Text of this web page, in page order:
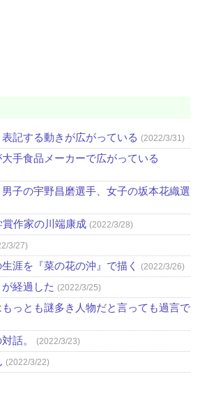
記する動きが広がっている (2022/3/31)
手食品メーカーで広がっている
子の宇野昌磨選手、女子の坂本花織選
賞作家の川端康成 (2022/3/28)
3/27)
涯を『菜の花の沖』で描く (2022/3/26)
経過した (2022/3/25)
っとも謎多き人物だと言っても過言で
話。 (2022/3/23)
(2022/3/22)